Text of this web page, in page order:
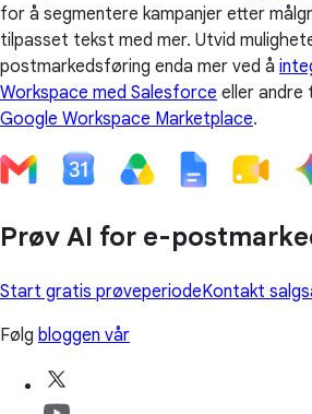
for å segmentere kampanjer etter
tilpasset tekst med mer. Utvid
postmarkedsføring enda mer ved å
Workspace med Salesforce eller andre
Google Workspace Marketplace.
Prøv AI for e-
Start gratis prøveperiodeKontakt
Følg bloggen vår